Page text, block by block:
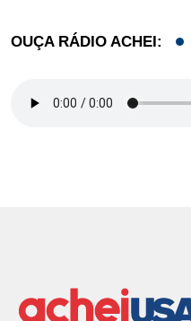
OUÇA RÁDIO ACHEI: